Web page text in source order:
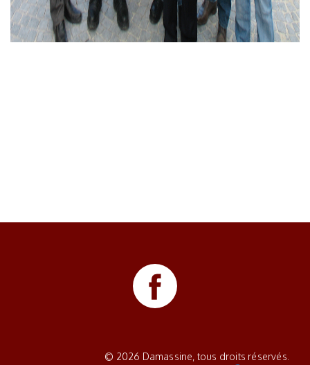
© 2026 Damassine, tous droits réservés.